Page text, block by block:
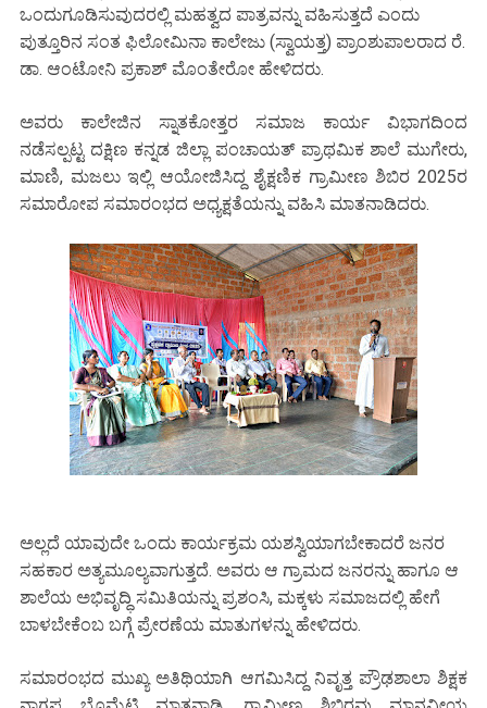
ಒಂದುಗೂಡಿಸುವುದರಲ್ಲಿ ಮಹತ್ವದ ಪಾತ್ರವನ್ನು ವಹಿಸುತ್ತದೆ ಎಂದು
ಪುತ್ತೂರಿನ ಸಂತ ಫಿಲೋಮಿನಾ ಕಾಲೇಜು (ಸ್ವಾಯತ್ತ) ಪ್ರಾಂಶುಪಾಲರಾದ ರೆ.
ಡಾ. ಆಂಟೋನಿ ಪ್ರಕಾಶ್ ಮೊಂತೇರೋ ಹೇಳಿದರು.
ಅವರು ಕಾಲೇಜಿನ ಸ್ನಾತಕೋತ್ತರ ಸಮಾಜ ಕಾರ್ಯ ವಿಭಾಗದಿಂದ
ನಡೆಸಲ್ಪಟ್ಟ ದಕ್ಷಿಣ ಕನ್ನಡ ಜಿಲ್ಲಾ ಪಂಚಾಯತ್ ಪ್ರಾಥಮಿಕ ಶಾಲೆ ಮುಗೇರು,
ಮಾಣಿ, ಮಜಲು ಇಲ್ಲಿ ಆಯೋಜಿಸಿದ್ದ ಶೈಕ್ಷಣಿಕ ಗ್ರಾಮೀಣ ಶಿಬಿರ 2025ರ
ಸಮಾರೋಪ ಸಮಾರಂಭದ ಅಧ್ಯಕ್ಷತೆಯನ್ನು ವಹಿಸಿ ಮಾತನಾಡಿದರು.
ಅಲ್ಲದೆ ಯಾವುದೇ ಒಂದು ಕಾರ್ಯಕ್ರಮ ಯಶಸ್ವಿಯಾಗಬೇಕಾದರೆ ಜನರ
ಸಹಕಾರ ಅತ್ಯಮೂಲ್ಯವಾಗುತ್ತದೆ. ಅವರು ಆ ಗ್ರಾಮದ ಜನರನ್ನು ಹಾಗೂ ಆ
ಶಾಲೆಯ ಅಭಿವೃದ್ಧಿ ಸಮಿತಿಯನ್ನು ಪ್ರಶಂಸಿ, ಮಕ್ಕಳು ಸಮಾಜದಲ್ಲಿ ಹೇಗೆ
ಬಾಳಬೇಕೆಂಬ ಬಗ್ಗೆ ಪ್ರೇರಣೆಯ ಮಾತುಗಳನ್ನು ಹೇಳಿದರು.
ಸಮಾರಂಭದ ಮುಖ್ಯ ಅತಿಥಿಯಾಗಿ ಆಗಮಿಸಿದ್ದ ನಿವೃತ್ತ ಪ್ರೌಢಶಾಲಾ ಶಿಕ್ಷಕ